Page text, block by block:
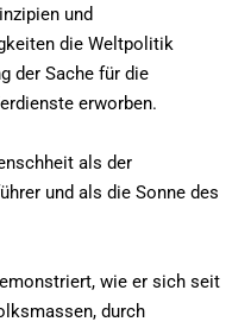
und
die Weltpolitik
der Sache für die
erworben.
als der
und als die Sonne des
wie er sich seit
durch